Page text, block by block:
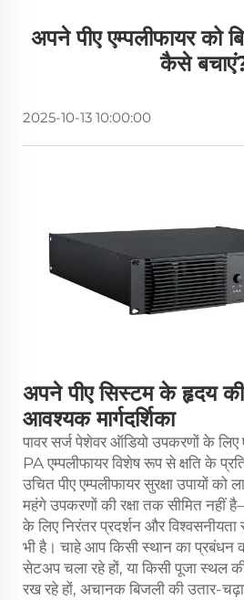
अपने पीए एम्पलीफायर को
कैसे
2025-10-13 10:00:00
अपने पीए सिस्टम के हृदय की
आवश्यक मार्गदर्शिका
पावर सर्ज पेशेवर ऑडियो उपकरणों के
PA एम्पलीफायरविशेष रूप से क्षति के
उचित पीए एम्पलीफायर सुरक्षा उपायों
महंगे उपकरणों की रक्षा तक सीमित नहीं
के लिए निरंतर प्रदर्शन और
भी है। चाहे आप किसी स्थान का प्रबंधन
सेटअप चला रहे हों, या किसी पूजा स्थल
रख रहे हों, अचानक बिजली की उतार-